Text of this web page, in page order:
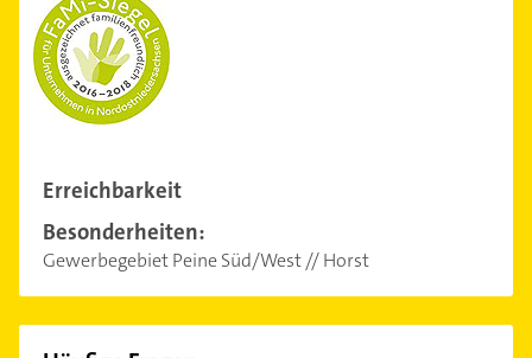
Erreichbarkeit
Besonderheiten:
Gewerbegebiet Peine Süd/West // Horst